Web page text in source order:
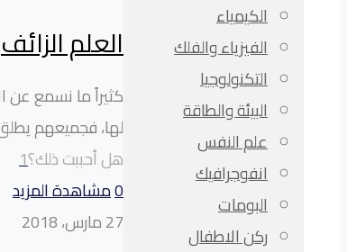
الكيمياء
الفيزياء والفلك
التكنولوجيا
البيئة والطاقة
علم النفس
انفوجرافيك
البومات
ركن الاطفال
العلم الزائف
كثيراً ما نسمع عن
لها، فجميعهم
هل أحببت ذلك؟1
0مشاهدة المزيد
27 مارس، 2018